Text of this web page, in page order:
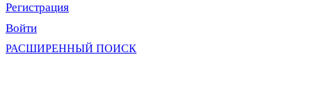
Регистрация
Войти
РАСШИРЕННЫЙ ПОИСК